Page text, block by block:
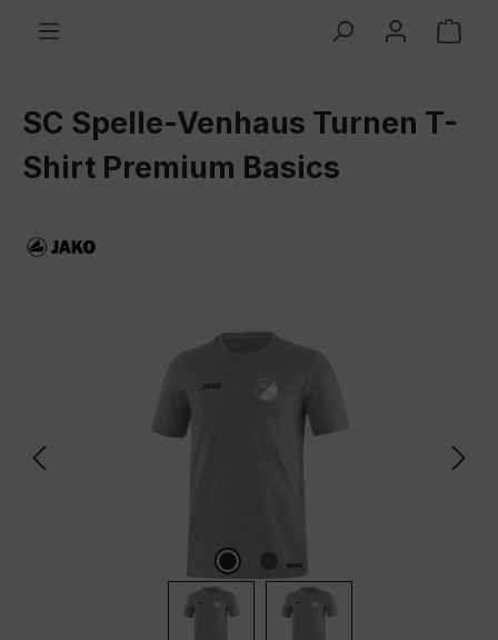
SC Spelle-Venhaus Turnen T-
Shirt Premium Basics
Bildergalerie überspringen